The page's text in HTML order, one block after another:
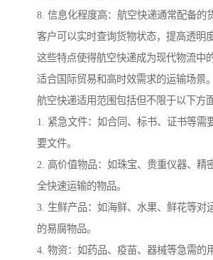
8. 信息化程度高：航空快递通常配备的
客户可以实时查询货物状态，提高透明度
这些特点使得航空快递成为现代物流中
适合国际贸易和高时效需求的运输场景。
航空快递适用范围包括但不限于以下方面
1. 紧急文件：如合同、标书、证书等需
要文件。
2. 高价值物品：如珠宝、贵重仪器、精
全快速运输的物品。
3. 生鲜产品：如海鲜、水果、鲜花等对
的易腐物品。
4. 物资：如药品、疫苗、器械等急需的